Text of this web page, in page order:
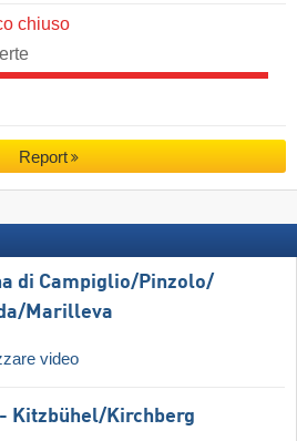
chiuso
Report
di Campiglio/​Pinzolo/​
​Marilleva
video
Kitzbühel/​Kirchberg